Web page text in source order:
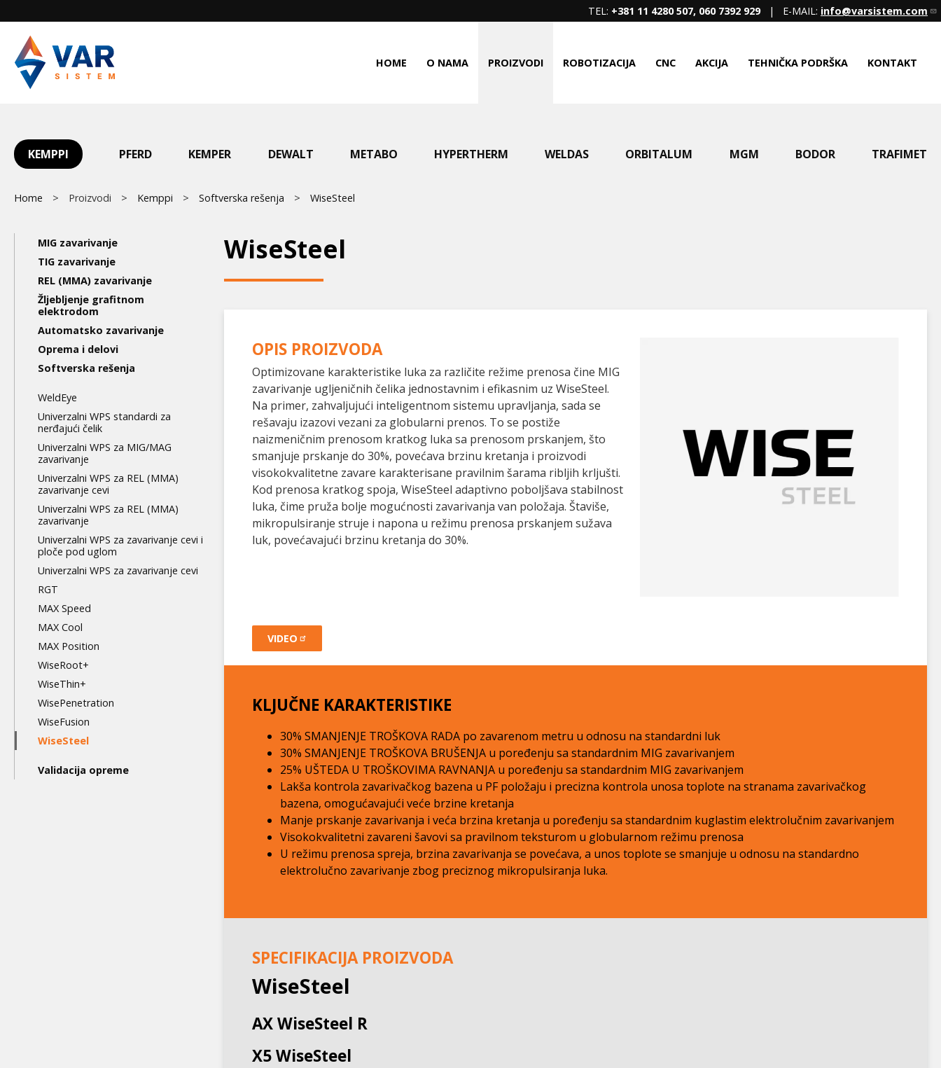
to
main
content
TEL: +381 11 4280 507, 060 7392 929| E-MAIL: info@varsistem.com
HOME O NAMA PROIZVODI ROBOTIZACIJA CNC AKCIJA TEHNIČKA PODRŠKA KONTAKT
Main
KEMPPI PFERD KEMPER DEWALT METABO HYPERTHERM WELDAS ORBITALUM MGM BODOR TRAFIMET
Breadcrumb
Home Proizvodi Kemppi Softverska rešenja WiseSteel
WiseSteel
OPIS PROIZVODA
Optimizovane karakteristike luka za različite režime prenosa čine MIG
zavarivanje ugljeničnih čelika jednostavnim i efikasnim uz WiseSteel.
Na primer, zahvaljujući inteligentnom sistemu upravljanja, sada se
rešavaju izazovi vezani za globularni prenos. To se postiže
naizmeničnim prenosom kratkog luka sa prenosom prskanjem, što
smanjuje prskanje do 30%, povećava brzinu kretanja i proizvodi
visokokvalitetne zavare karakterisane pravilnim šarama ribljih krljušti.
Kod prenosa kratkog spoja, WiseSteel adaptivno poboljšava stabilnost
luka, čime pruža bolje mogućnosti zavarivanja van položaja. Štaviše,
mikropulsiranje struje i napona u režimu prenosa prskanjem sužava
luk, povećavajući brzinu kretanja do 30%.
VIDEO
KLJUČNE KARAKTERISTIKE
30% SMANJENJE TROŠKOVA RADA po zavarenom metru u odnosu na standardni luk
30% SMANJENJE TROŠKOVA BRUŠENJA u poređenju sa standardnim MIG zavarivanjem
25% UŠTEDA U TROŠKOVIMA RAVNANJA u poređenju sa standardnim MIG zavarivanjem
Lakša kontrola zavarivačkog bazena u PF položaju i precizna kontrola unosa toplote na stranama zavarivačkog
bazena, omogućavajući veće brzine kretanja
Manje prskanje zavarivanja i veća brzina kretanja u poređenju sa standardnim kuglastim elektrolučnim zavarivanjem
Visokokvalitetni zavareni šavovi sa pravilnom teksturom u globularnom režimu prenosa
U režimu prenosa spreja, brzina zavarivanja se povećava, a unos toplote se smanjuje u odnosu na standardno
elektrolučno zavarivanje zbog preciznog mikropulsiranja luka.
SPECIFIKACIJA PROIZVODA
WiseSteel
AX WiseSteel R
X5 WiseSteel
Main
navigation
3nd
level
MIG zavarivanje
TIG zavarivanje
REL (MMA) zavarivanje
Žljebljenje grafitnom
elektrodom
Automatsko zavarivanje
Oprema i delovi
Softverska rešenja
WeldEye
Univerzalni WPS standardi za
nerđajući čelik
Univerzalni WPS za MIG/MAG
zavarivanje
Univerzalni WPS za REL (MMA)
zavarivanje cevi
Univerzalni WPS za REL (MMA)
zavarivanje
Univerzalni WPS za zavarivanje cevi i
ploče pod uglom
Univerzalni WPS za zavarivanje cevi
RGT
MAX Speed
MAX Cool
MAX Position
WiseRoot+
WiseThin+
WisePenetration
WiseFusion
WiseSteel
Validacija opreme